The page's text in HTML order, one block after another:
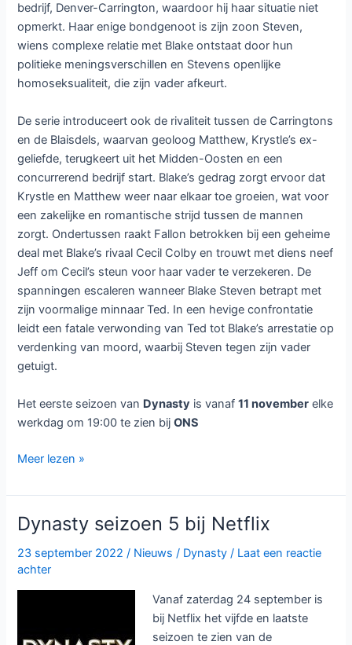
bedrijf, Denver-Carrington, waardoor hij haar situatie niet
opmerkt. Haar enige bondgenoot is zijn zoon Steven,
wiens complexe relatie met Blake ontstaat door hun
politieke meningsverschillen en Stevens openlijke
homoseksualiteit, die zijn vader afkeurt.
De serie introduceert ook de rivaliteit tussen de Carringtons
en de Blaisdels, waarvan geoloog Matthew, Krystle’s ex-
geliefde, terugkeert uit het Midden-Oosten en een
concurrerend bedrijf start. Blake’s gedrag zorgt ervoor dat
Krystle en Matthew weer naar elkaar toe groeien, wat voor
een zakelijke en romantische strijd tussen de mannen
zorgt. Ondertussen raakt Fallon betrokken bij een geheime
deal met Blake’s rivaal Cecil Colby en trouwt met diens neef
Jeff om Cecil’s steun voor haar vader te verzekeren. De
spanningen escaleren wanneer Blake Steven betrapt met
zijn voormalige minnaar Ted. In een hevige confrontatie
leidt een fatale verwonding van Ted tot Blake’s arrestatie op
verdenking van moord, waarbij Steven tegen zijn vader
getuigt.
Het eerste seizoen van Dynasty is vanaf11 november elke
werkdag om 19:00 te zien bijONS
De
80
klassieker
Dynasty
bij
ONS
Meer lezen »
Dynasty seizoen 5 bij Netflix
23 september 2022/ Nieuws / Dynasty / Laat een reactie
achter
Vanaf zaterdag 24 september is
bij Netflix het vijfde en laatste
seizoen te zien van de